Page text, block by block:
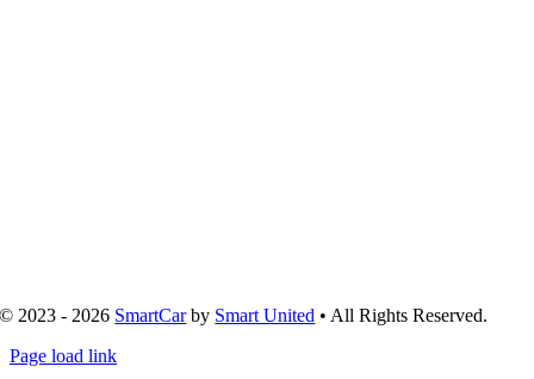
© 2023 - 2026 SmartCarby Smart United • All Rights Reserved.
Page load link